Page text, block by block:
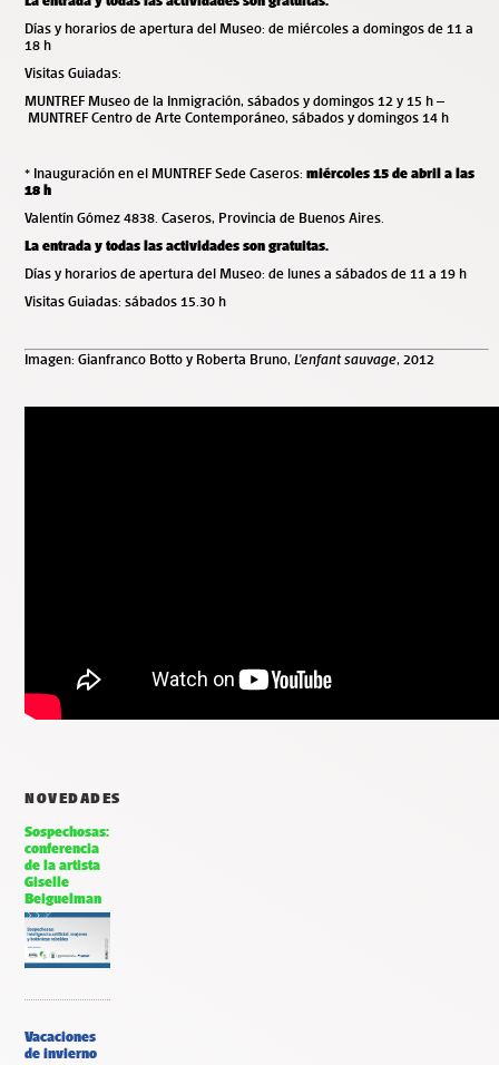
Días y horarios de apertura del Museo: de miércoles a domingos de 11 a
18 h
Visitas Guiadas:
MUNTREF Museo de la Inmigración, sábados y domingos 12 y 15 h –
MUNTREF Centro de Arte Contemporáneo, sábados y domingos 14 h
* Inauguración en el MUNTREF Sede Caseros: miércoles 15 de abril a las
18 h
Valentín Gómez 4838. Caseros, Provincia de Buenos Aires.
La entrada y todas las actividades son gratuitas.
Días y horarios de apertura del Museo: de lunes a sábados de 11 a 19 h
Visitas Guiadas: sábados 15.30 h
Imagen: Gianfranco Botto y Roberta Bruno, L’enfant sauvage, 2012
NOVEDADES
Sospechosas:
conferencia
de la artista
Giselle
Beiguelman
Vacaciones
de invierno